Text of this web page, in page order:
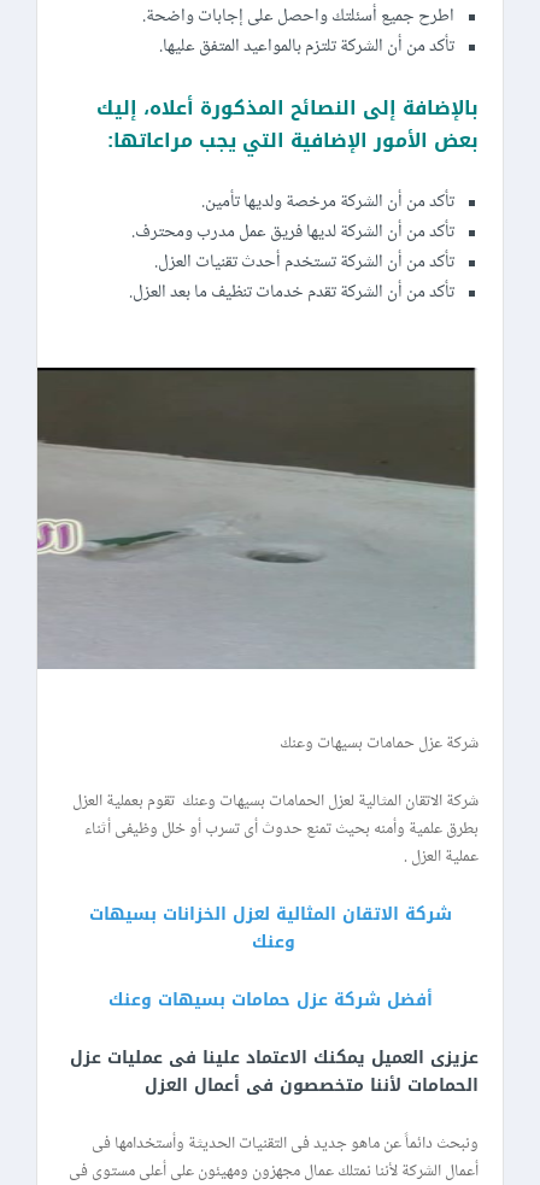
اطرح جميع أسئلتك واحصل على إجابات واضحة.
تأكد من أن الشركة تلتزم بالمواعيد المتفق عليها.
بالإضافة إلى النصائح المذكورة أعلاه، إليك
بعض الأمور الإضافية التي يجب مراعاتها:
تأكد من أن الشركة مرخصة ولديها تأمين.
تأكد من أن الشركة لديها فريق عمل مدرب ومحترف.
تأكد من أن الشركة تستخدم أحدث تقنيات العزل.
تأكد من أن الشركة تقدم خدمات تنظيف ما بعد العزل.
شركة عزل حمامات بسيهات وعنك
شركة الاتقان المثالية لعزل الحمامات بسيهات وعنك تقوم بعملية العزل
بطرق علمية وأمنه بحيث تمنع حدوث أى تسرب أو خلل وظيفى أثناء
عملية العزل .
شركة الاتقان المثالية لعزل الخزانات بسيهات
وعنك
أفضل شركة عزل حمامات بسيهات وعنك
عزيزى العميل يمكنك الاعتماد علينا فى عمليات عزل
الحمامات لأننا متخصصون فى أعمال العزل
ونبحث دائماً عن ماهو جديد فى التقنيات الحديثة وأستخدامها فى
أعمال الشركة لأننا نمتلك عمال مجهزون ومهيئون على أعلى مستوى فى